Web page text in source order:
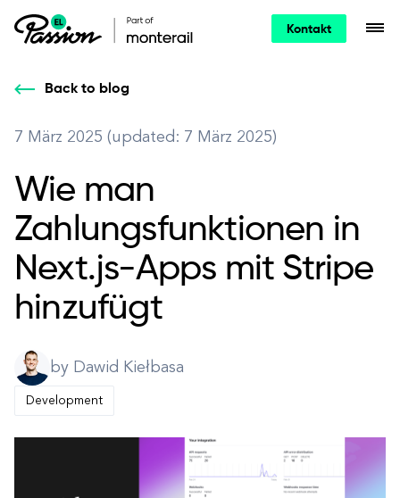
Kontakt
Back to blog
7 März 2025 (updated: 7 März 2025)
Wie man
Zahlungsfunktionen in
Next.js-Apps mit Stripe
hinzufügt
by Dawid Kiełbasa
Development